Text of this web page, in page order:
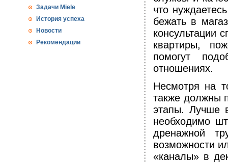
Задачи Miele
История успеха
Новости
Рекомендации
что
бежать в
консультации
квартиры,
помогут
отношениях.
Несмотря на
также должны
этапы. Лучше
необходимо
дренажной
возможности
«каналы» в